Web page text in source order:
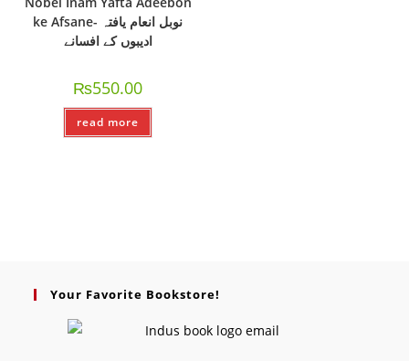
ke Afsane- نوبل انعام یافتہ
ادیبوں کے افسانے
₨550.00
read more
Your Favorite Bookstore!